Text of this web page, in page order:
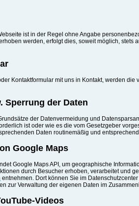
ist in der Regel ohne Angabe
werden, erfolgt dies, soweit möglich,
Kontaktformular mit uns in Kontakt, werden
Sperrung der Daten
der Datenvermeidung und
ist oder wie es die vom Gesetzgeber
Daten routinemäßig und
Google Maps
Google Maps API, um geographische
durch Besucher erhoben, verarbeitet und
entnehmen. Dort können Sie im
zur Verwaltung der eigenen Daten im
Videos